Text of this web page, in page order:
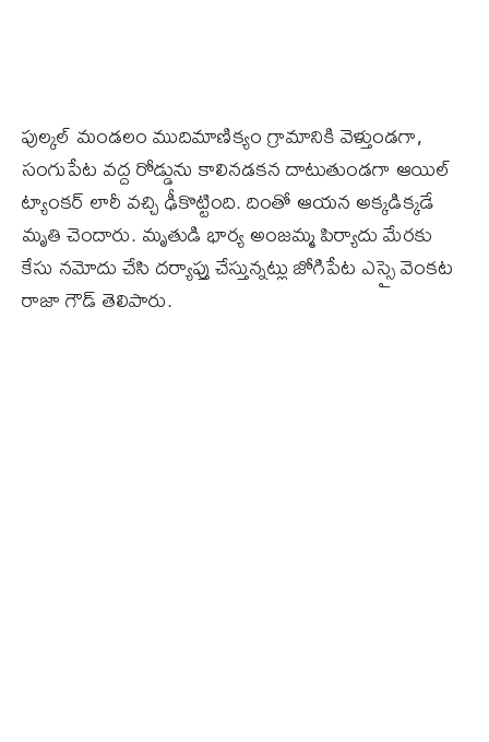
పుల్కల్ మండలం ముదిమాణిక్యం గ్రామానికి వెళ్తుండగా,
సంగుపేట వద్ద రోడ్డును కాలినడకన దాటుతుండగా ఆయిల్
ట్యాంకర్ లారీ వచ్చి ఢీకొట్టింది. దింతో ఆయన అక్కడిక్కడే
మృతి చెందారు. మృతుడి భార్య అంజమ్మ పిర్యాదు మేరకు
కేసు నమోదు చేసి దర్యాప్తు చేస్తున్నట్లు జోగిపేట ఎస్సై వెంకట
రాజా గౌడ్ తెలిపారు.